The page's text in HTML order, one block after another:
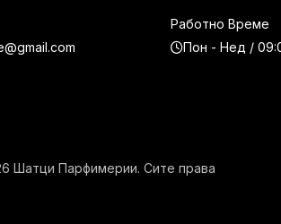
Работно Време
Пон - Нед /
Шатци Парфимерии. Сите права